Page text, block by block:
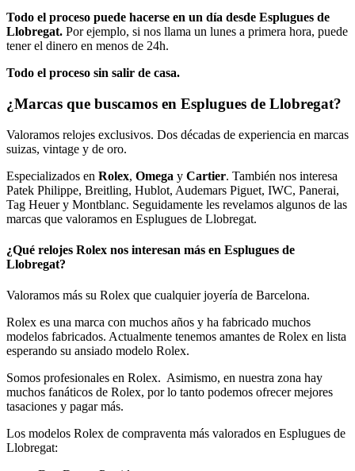
Todo el proceso puede hacerse en un día desde Esplugues de
Llobregat. Por ejemplo, si nos llama un lunes a primera hora, puede
tener el dinero en menos de 24h.
Todo el proceso sin salir de casa.
¿Marcas que buscamos en Esplugues de Llobregat?
Valoramos relojes exclusivos. Dos décadas de experiencia en marcas
suizas, vintage y de oro.
Especializados en Rolex, Omega y Cartier. También nos interesa
Patek Philippe, Breitling, Hublot, Audemars Piguet, IWC, Panerai,
Tag Heuer y Montblanc. Seguidamente les revelamos algunos de las
marcas que valoramos en Esplugues de Llobregat.
¿Qué relojes Rolex nos interesan más en Esplugues de
Llobregat?
Valoramos más su Rolex que cualquier joyería de Barcelona.
Rolex es una marca con muchos años y ha fabricado muchos
modelos fabricados. Actualmente tenemos amantes de Rolex en lista
esperando su ansiado modelo Rolex.
Somos profesionales en Rolex. Asimismo, en nuestra zona hay
muchos fanáticos de Rolex, por lo tanto podemos ofrecer mejores
tasaciones y pagar más.
Los modelos Rolex de compraventa más valorados en Esplugues de
Llobregat: